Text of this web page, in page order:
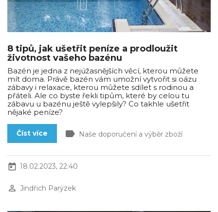
8 tipů, jak ušetřit peníze a prodloužit
životnost vašeho bazénu
Bazén je jedna z nejúžasnějších věcí, kterou můžete
mít doma. Právě bazén vám umožní vytvořit si oázu
zábavy i relaxace, kterou můžete sdílet s rodinou a
přáteli. Ale co byste řekli tipům, které by celou tu
zábavu u bazénu ještě vylepšily? Co takhle ušetřit
nějaké peníze?
Číst více label Naše doporučení a výběr zboží
today 18.02.2023, 22:40
perm_identity Jindřich Parýzek